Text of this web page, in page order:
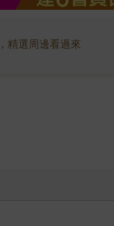
精選周邊看過來